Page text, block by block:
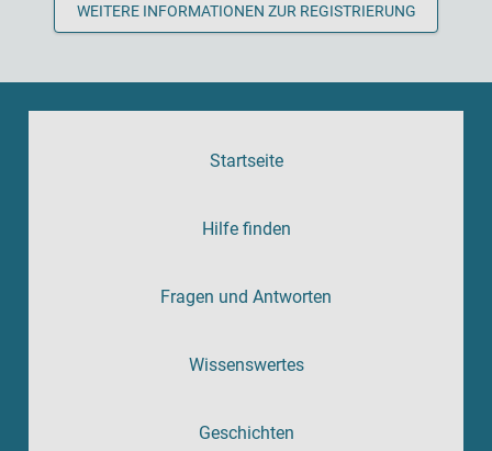
WEITERE INFORMATIONEN ZUR REGISTRIERUNG
Startseite
Hilfe finden
Fragen und Antworten
Wissenswertes
Geschichten